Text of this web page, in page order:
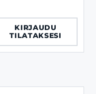
KIRJAUDU
TILATAKSESI